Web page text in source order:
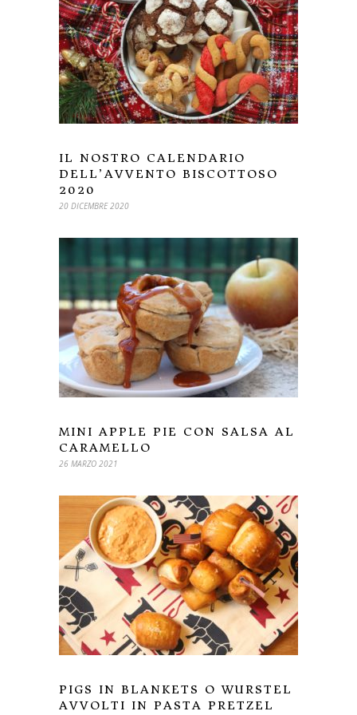
IL NOSTRO CALENDARIO
DELL’AVVENTO BISCOTTOSO
2020
20 DICEMBRE 2020
MINI APPLE PIE CON SALSA AL
CARAMELLO
26 MARZO 2021
PIGS IN BLANKETS O WURSTEL
AVVOLTI IN PASTA PRETZEL